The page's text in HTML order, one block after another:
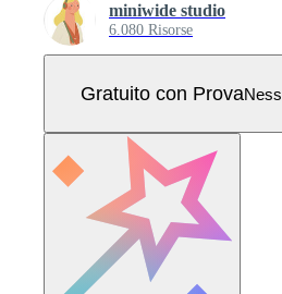
miniwide studio
6.080 Risorse
Gratuito con Prova